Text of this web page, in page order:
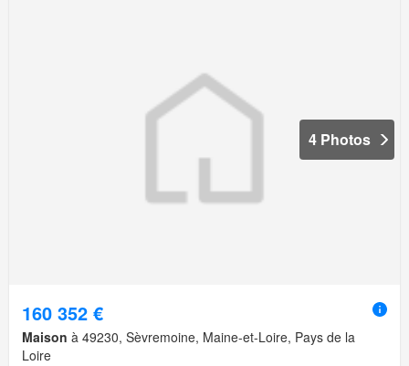
4 Photos
160 352 €
Maison à 49230, Sèvremoine, Maine-et-Loire, Pays de la
Loire